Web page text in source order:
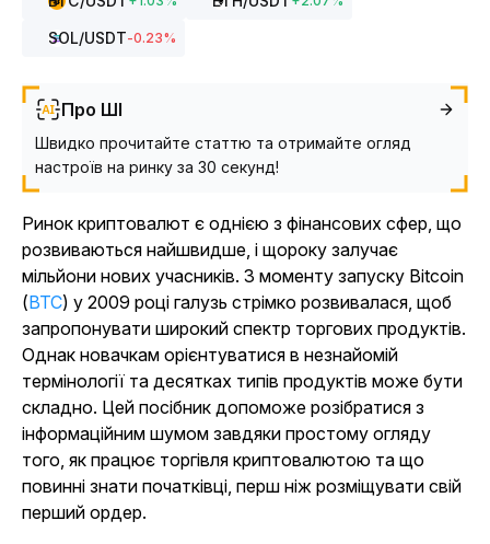
SOL/USDT-0.23%
Про ШІ
Швидко прочитайте статтю та отримайте огляд
настроїв на ринку за 30 секунд!
Ринок криптовалют є однією з фінансових сфер, що
розвиваються найшвидше, і щороку залучає
мільйони нових учасників. З моменту запуску Bitcoin
(BTC) у 2009 році галузь стрімко розвивалася, щоб
запропонувати широкий спектр торгових продуктів.
Однак новачкам орієнтуватися в незнайомій
термінології та десятках типів продуктів може бути
складно. Цей посібник допоможе розібратися з
інформаційним шумом завдяки простому огляду
того, як працює торгівля криптовалютою та що
повинні знати початківці, перш ніж розміщувати свій
перший ордер.